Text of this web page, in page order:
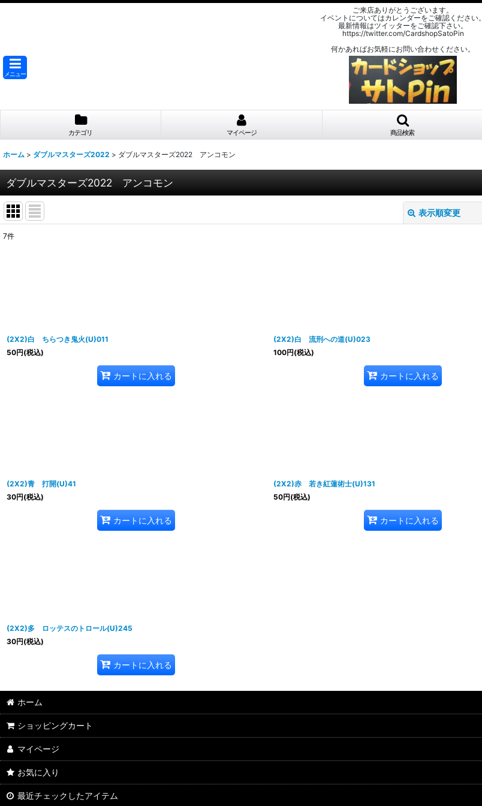
ご来店ありがとうございます。
イベントについてはカレンダーをご確認ください。
最新情報はツイッターをご確認下さい。
https://twitter.com/CardshopSatoPin
何かあればお気軽にお問い合わせください。
メニュー
カテゴリ マイページ 商品検索
ホーム > ダブルマスターズ2022 > ダブルマスターズ2022 アンコモン
ダブルマスターズ2022 アンコモン
表示順変更
7件
(2X2)白 ちらつき鬼火(U)011
50円(税込)
カートに入れる
(2X2)白 流刑への道(U)023
100円(税込)
カートに入れる
(2X2)青 打開(U)41
30円(税込)
カートに入れる
(2X2)赤 若き紅蓮術士(U)131
50円(税込)
カートに入れる
(2X2)多 ロッテスのトロール(U)245
30円(税込)
カートに入れる
ホーム
ショッピングカート
マイページ
お気に入り
最近チェックしたアイテム